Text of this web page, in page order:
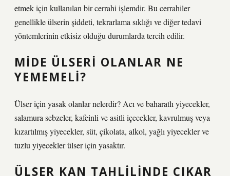
etmek için kullanılan bir cerrahi işlemdir. Bu cerrahiler
genellikle ülserin şiddeti, tekrarlama sıklığı ve diğer tedavi
yöntemlerinin etkisiz olduğu durumlarda tercih edilir.
MIDE ÜLSERI OLANLAR NE
YEMEMELI?
Ülser için yasak olanlar nelerdir? Acı ve baharatlı yiyecekler,
salamura sebzeler, kafeinli ve asitli içecekler, kavrulmuş veya
kızartılmış yiyecekler, süt, çikolata, alkol, yağlı yiyecekler ve
tuzlu yiyecekler ülser için yasaktır.
ÜLSER KAN TAHLILINDE ÇIKAR